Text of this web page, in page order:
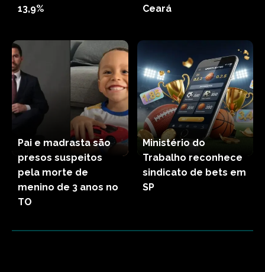
13,9%
Ceará
Pai e madrasta são
presos suspeitos
pela morte de
menino de 3 anos no
TO
Ministério do
Trabalho reconhece
sindicato de bets em
SP